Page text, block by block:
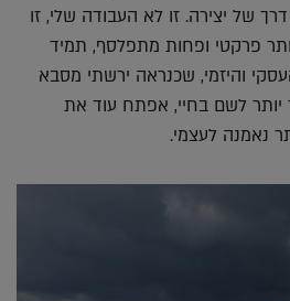
של יצירה. זו לא העבודה שלי, זו
פרקטי ופחות מתפלסף, תמיד
והיזמי, שכנראה ירשתי מסבא
יותר לשם בחיי, אפתח עוד את
נאמנה לעצמי.